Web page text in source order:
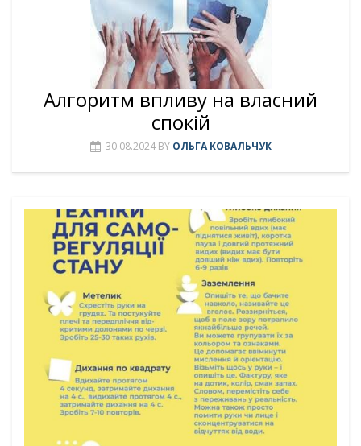
Алгоритм впливу на власний
спокій
30.08.2024 BY ОЛЬГА КОВАЛЬЧУК